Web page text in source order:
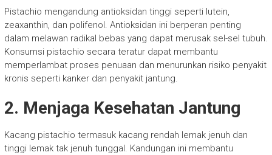
Pistachio mengandung antioksidan tinggi seperti lutein,
zeaxanthin, dan polifenol. Antioksidan ini berperan penting
dalam melawan radikal bebas yang dapat merusak sel-sel tubuh.
Konsumsi pistachio secara teratur dapat membantu
memperlambat proses penuaan dan menurunkan risiko penyakit
kronis seperti kanker dan penyakit jantung.
2. Menjaga Kesehatan Jantung
Kacang pistachio termasuk kacang rendah lemak jenuh dan
tinggi lemak tak jenuh tunggal. Kandungan ini membantu